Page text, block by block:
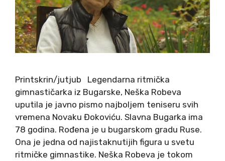
Printskrin/jutjub Legendarna ritmička
gimnastičarka iz Bugarske, Neška Robeva
uputila je javno pismo najboljem teniseru svih
vremena Novaku Đokoviću. Slavna Bugarka ima
78 godina. Rođena je u bugarskom gradu Ruse.
Ona je jedna od najistaknutijih figura u svetu
ritmičke gimnastike. Neška Robeva je tokom